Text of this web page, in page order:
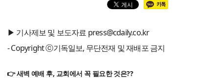
▶ 기사제보 및 보도자료 press@cdaily.co.kr
- Copyright ⓒ기독일보, 무단전재 및 재배포 금지
👉 새벽 예배 후, 교회에서 꼭 필요한 것은??